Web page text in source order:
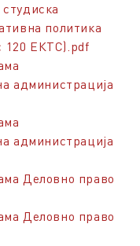
политика
120 ЕКТС).pdf
администрација
администрација
Деловно право
Деловно право